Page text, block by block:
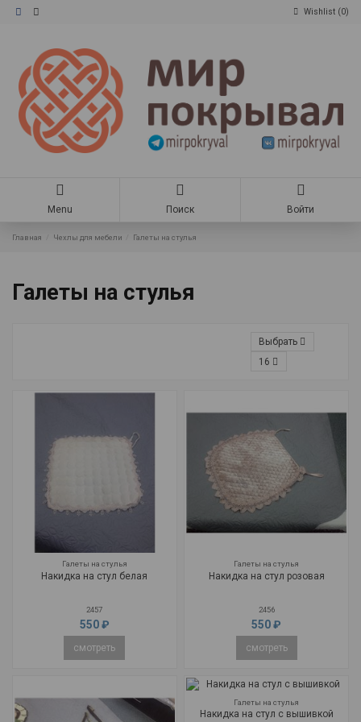
Wishlist (0)
Menu Поиск Войти
Главная Чехлы для мебели Галеты на стулья
Галеты на стулья
Выбрать
16
Галеты на стулья
Накидка на стул белая
2457
550 ₽
смотреть
Галеты на стулья
Накидка на стул розовая
2456
550 ₽
смотреть
Галеты на стулья
Накидка на стул с вышивкой